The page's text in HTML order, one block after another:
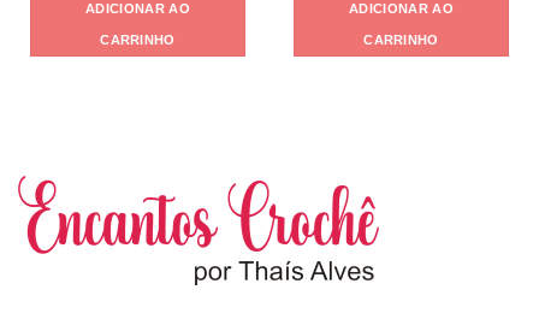
ADICIONAR AO
CARRINHO
ADICIONAR AO
CARRINHO